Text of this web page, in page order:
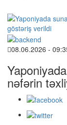
08.06.2026 -
nəfərin